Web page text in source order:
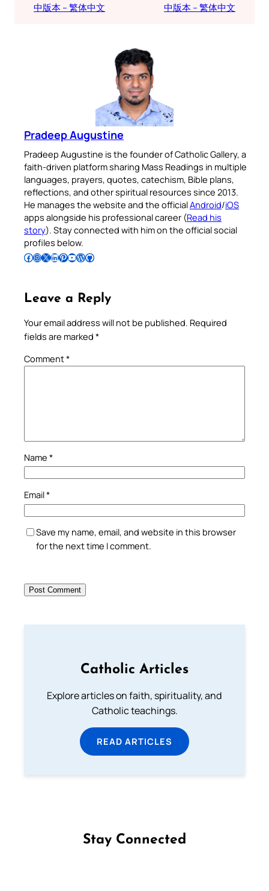
中版本 – 繁体中文 中版本 – 繁体中文
Pradeep Augustine
Pradeep Augustine is the founder of Catholic Gallery, a
faith-driven platform sharing Mass Readings in multiple
languages, prayers, quotes, catechism, Bible plans,
reflections, and other spiritual resources since 2013.
He manages the website and the officialAndroid/iOS
apps alongside his professional career (Read his
story). Stay connected with him on the official social
profiles below.
Follow Pradeep on Facebook Follow Pradeep on InstagramFollow Pradeep on X Follow Pradeep on LinkedIn Follow Pradeep on Pinterest Subscribe to Pradeep’s Youtube Channel Follow Pradeep on WordPress Follow Pradeep on GitHub
Leave a Reply
Your email address will not be published. Required
fields are marked *
Comment*
Name *
Email*
Save my name, email, and website in this browser
for the next time I comment.
Catholic Articles
Explore articles on faith, spirituality, and
Catholic teachings.
READ ARTICLES
Stay Connected